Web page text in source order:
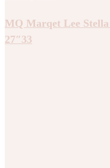
MQ Marqet Lee
27″33